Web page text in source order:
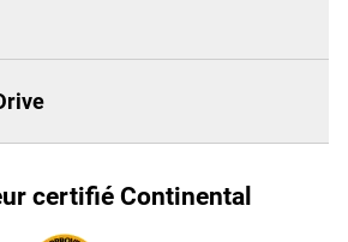
certifié Continental